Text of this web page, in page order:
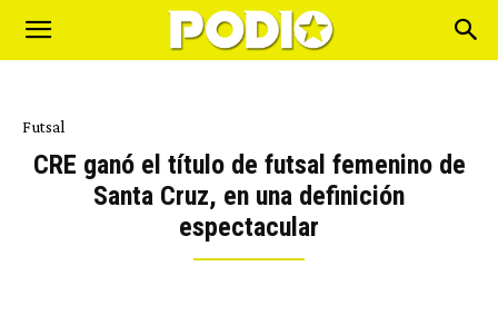
Futsal
CRE ganó el título de futsal femenino de
Santa Cruz, en una definición
espectacular